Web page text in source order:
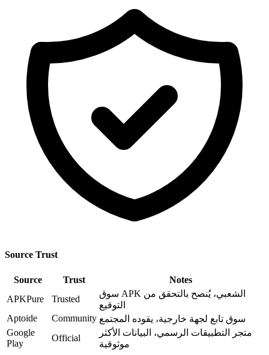
Source Trust
Source Trust
Notes
APKPure
Trusted
سوق APK الشعبي، يُنصح بالتحقق من
التوقيع
Aptoide
Community سوق تابع لجهة خارجية، يقوده المجتمع
Google
Play
Official
متجر التطبيقات الرسمي، البيانات الأكثر
موثوقية